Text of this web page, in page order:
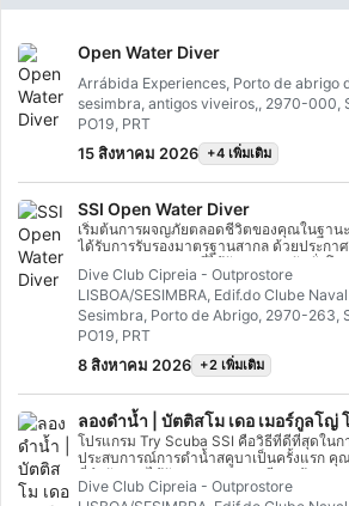
Open Water Diver
Arrábida Experiences, Porto de abrigo
sesimbra, antigos viveiros,, 2970-000,
PO19, PRT
15 สิงหาคม 2026 +4 เพิ่มเติม
SSI Open Water Diver
เริ่มต้นการผจญภัยตลอดชีวิตของคุณในฐาน
ได้รับการรับรองมาตรฐานสากล ด้วยประกา
Open Water Diver ที่ได้รับการยอมรับทั่วโลก
สโมสรดำน้ำ Cipreia!การฝึกอบรม SSI แบบส่
ผสมผสานกับการฝึกปฏิบัติในน้ำเพื่อให้แน่ใจ
ทักษะและประสบการณ์ที่จำเป็นในการรู้สึกส
แท้จริงใต้น้ำ คุณจะได้รับประกาศนียบัตร SSI
Water Diverเตรียมตัวให้พร้อมสำหรับ:-ค้นพ
ทั้งหมดที่ซ่อนอยู่ใต้ผิวน้ำ -เรียนรู้เพิ่มเติมเกี่ย
แวดล้อมใหม่และสายพันธุ์แปลกใหม่ -สัมผัส
การบินไร้น้ำหนักมีอะไรบ้าง?– ทำทฤษฎีให้
ออนไลน์ในภาษาที่เลือก– ผู้สอนและประกันภั
มาตรฐาน– ใบรับรองระดับนานาชาติตลอดชี
รวมอยู่ด้วย?– อาหารและเครื่องดื่มกรุณาทร
กำหนด:อายุขั้นต่ำ: 10 ปี สำหรับจูเนียร์โอเพ่น
ฝึกอบรมทฤษฎีออนไลน์เสร็จสิ้นแล้วพร้อมว่า
จำกัด: 6 โมดูลการดำน้ำ: 4 ครั้งความลึกสูงสุด
Dive Club Cipreia - Outprostore
LISBOA/SESIMBRA, Edif.do Clube
Sesimbra, Porto de Abrigo, 2970-263,
PO19, PRT
8 สิงหาคม 2026 +2 เพิ่มเติม
ลองดำน้ำ | บัตติสโม เดอ เมอร์กูลโญ่
โปรแกรม Try Scuba SSI คือวิธีที่ดีที่สุดในก
ประสบการณ์การดำน้ำสคูบาเป็นครั้งแรก คุณ
ที่จำกัดและได้รับการดูแลอย่างดีจากผู้สอนข
คุณสามารถเพลิดเพลินกับการหายใจครั้งแรก
Dive Club Cipreia - Outprostore